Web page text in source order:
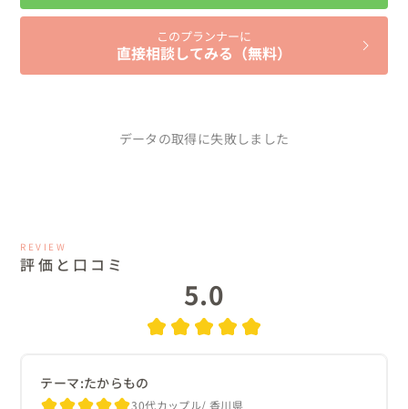
このプランナーに
直接相談してみる（無料）
データの取得に失敗しました
REVIEW
評価と口コミ
5.0
テーマ:たからもの
30代カップル 香川県